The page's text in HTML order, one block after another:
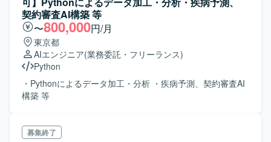
契約審査AI構築 等
〜800,000円/月
東京都
AIエンジニア(業務委託・フリーランス)
Python
・Pythonによるデータ加工・分析 ・疾病予測、契約審査AI
構築 等
募集終了